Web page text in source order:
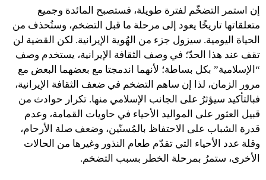
إن استمر التضخّم لفترة طويلة، فستصبح المائدة وجميع
متعلقاتها تاريخًا يعود إلى مرحلة ما قبل التضخم، وستُحذف من
الحياة اليومية. سيزول جزء من الهُوية الإيرانية. لكن القضية لن
تقف عند هذا الحدّ؛ في وصف الثقافة الإيرانية، يستخدم وصف
“الإسلامية” بكل بساطة؛ لأنهما اندمجتا مع بعضهما البعض مع
مرور الزمان، لذا إن ساهم التضخم في ضعف الثقافة الإيرانية،
فبالتأكيد سيؤثرُ على الجانب الإسلامي منها. تكرار حوادث من
قبيل العثور على المواليد الأحياء في حاويات القمامة، وعدم
قدرة الشباب على الاحتفاظ بالمُسنّين، وضعف صلة الأرحام،
وقلة عدد الأحياء التي تقدّم طعام النذور وغيرها من الحالات
الأخرى، ستمرُ بمرحلة الخطر بسبب التضخم.